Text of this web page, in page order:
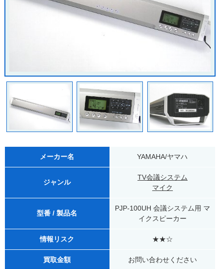
メーカー名 YAMAHA/ヤマハ
ジャンル
TV会議システム
マイク
型番 / 製品名
PJP-100UH 会議システム用 マ
イクスピーカー
情報リスク ★★☆
買取金額 お問い合わせください